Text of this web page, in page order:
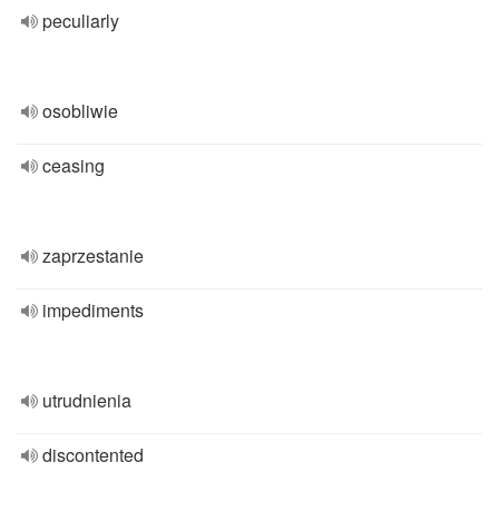
peculiarly
osobliwie
ceasing
zaprzestanie
impediments
utrudnienia
discontented